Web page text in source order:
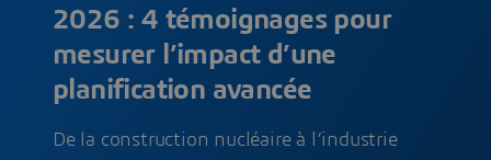
2026 : 4 témoignages pour
mesurer l’impact d’une
planification avancée
De la construction nucléaire à l’industrie